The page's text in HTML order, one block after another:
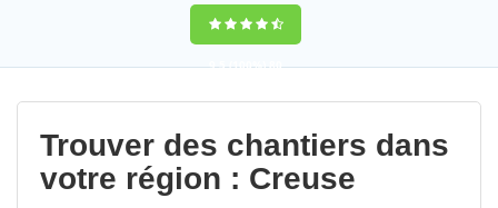
9,5(100%)80
votes
Trouver des chantiers dans
votre région : Creuse